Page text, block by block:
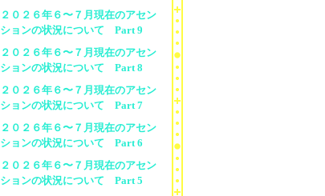
２０２６年６〜７月現在のアセン
ションの状況について Part 9
２０２６年６〜７月現在のアセン
ションの状況について Part 8
２０２６年６〜７月現在のアセン
ションの状況について Part 7
２０２６年６〜７月現在のアセン
ションの状況について Part 6
２０２６年６〜７月現在のアセン
ションの状況について Part 5